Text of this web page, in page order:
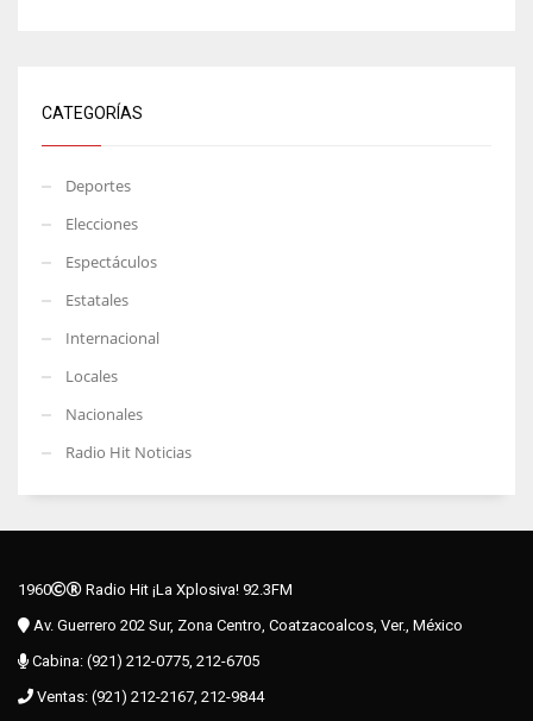
CATEGORÍAS
Deportes
Elecciones
Espectáculos
Estatales
Internacional
Locales
Nacionales
Radio Hit Noticias
1960
Radio Hit ¡La Xplosiva! 92.3FM
Av. Guerrero 202 Sur, Zona Centro, Coatzacoalcos, Ver., México
Cabina: (921) 212-0775, 212-6705
Ventas: (921) 212-2167, 212-9844